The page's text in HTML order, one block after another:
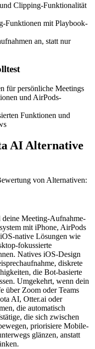
Clipping-Funktionalität
Funktionen mit Playbook-
an, statt nur
für persönliche Meetings
und AirPods-
Funktionen und
AI Alternative
von Alternativen:
Meeting-Aufnahme-
mit iPhone, AirPods
native Lösungen wie
fokussierte
Natives iOS-Design
diskrete
die Bot-basierte
Umgekehrt, wenn dein
über Zoom oder Teams
AI, Otter.ai oder
die automatisch
die sich zwischen
priorisiere Mobile-
glänzen, anstatt